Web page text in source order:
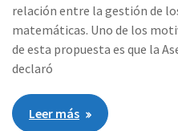
relación entre la gestión de
matemáticas. Uno de los
de esta propuesta es que la
declaró
Leer más